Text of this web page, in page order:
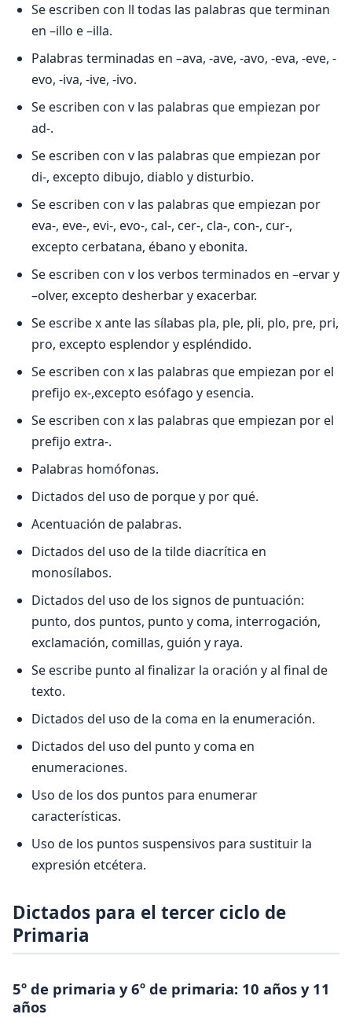
Se escriben con ll todas las palabras que terminan
en –illo e –illa.
Palabras terminadas en –ava, -ave, -avo, -eva, -eve, -
evo, -iva, -ive, -ivo.
Se escriben con v las palabras que empiezan por
ad-.
Se escriben con v las palabras que empiezan por
di-, excepto dibujo, diablo y disturbio.
Se escriben con v las palabras que empiezan por
eva-, eve-, evi-, evo-, cal-, cer-, cla-, con-, cur-,
excepto cerbatana, ébano y ebonita.
Se escriben con v los verbos terminados en –ervar y
–olver, excepto desherbar y exacerbar.
Se escribe x ante las sílabas pla, ple, pli, plo, pre, pri,
pro, excepto esplendor y espléndido.
Se escriben con x las palabras que empiezan por el
prefijo ex-,excepto esófago y esencia.
Se escriben con x las palabras que empiezan por el
prefijo extra-.
Palabras homófonas.
Dictados del uso de porque y por qué.
Acentuación de palabras.
Dictados del uso de la tilde diacrítica en
monosílabos.
Dictados del uso de los signos de puntuación:
punto, dos puntos, punto y coma, interrogación,
exclamación, comillas, guión y raya.
Se escribe punto al finalizar la oración y al final de
texto.
Dictados del uso de la coma en la enumeración.
Dictados del uso del punto y coma en
enumeraciones.
Uso de los dos puntos para enumerar
características.
Uso de los puntos suspensivos para sustituir la
expresión etcétera.
Dictados para el tercer ciclo de
Primaria
5º de primaria y 6º de primaria: 10 años y 11
años